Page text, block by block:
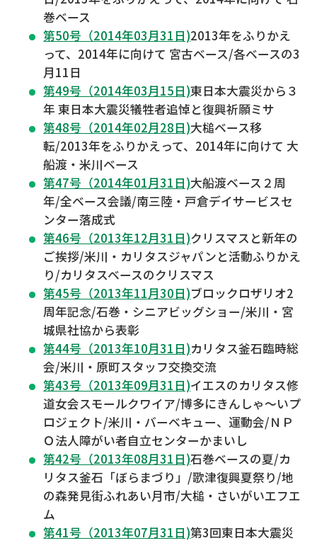
巻ベース
第50号（2014年03月31日)2013年をふりかえ
って、2014年に向けて 宮古ベース/各ベースの3
月11日
第49号（2014年03月15日)東日本大震災から３
年 東日本大震災犠牲者追悼と復興祈願ミサ
第48号（2014年02月28日)大槌ベース移
転/2013年をふりかえって、2014年に向けて 大
船渡・米川ベース
第47号（2014年01月31日)大船渡ベース２周
年/全ベース会議/南三陸・戸倉デイサービスセ
ンター落成式
第46号（2013年12月31日)クリスマスと新年の
ご挨拶/米川・カリタスジャパンと活動ふりかえ
り/カリタスベースのクリスマス
第45号（2013年11月30日)ブロックロザリオ2
周年記念/石巻・シニアビッグショー/米川・宮
城県社協から表彰
第44号（2013年10月31日)カリタス釜石臨時総
会/米川・原町スタッフ交換交流
第43号（2013年09月31日)イエスのカリタス修
道女会スモールクワイア/博多にきんしゃ～いプ
ロジェクト/米川・バーベキュー、運動会/ＮＰ
Ｏ法人障がい者自立センターかまいし
第42号（2013年08月31日)石巻ベースの夏/カ
リタス釜石「ぼらまづり」/歌津復興夏祭り/地
の森発見街ふれあい月市/大槌・さいがいエフエ
ム
第41号（2013年07月31日)第3回東日本大震災